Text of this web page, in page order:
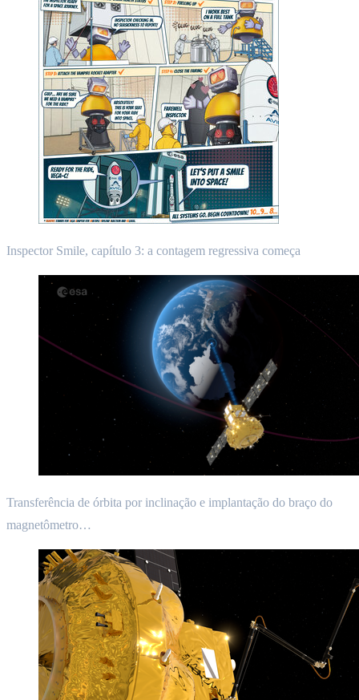
Inspector Smile, capítulo 3: a contagem regressiva começa
Transferência de órbita por inclinação e implantação do braço do
magnetômetro…